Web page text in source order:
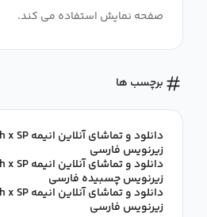
صفحه نمایش استفاده می کند.
برچسب ها
زیرنویس فارسی
زیرنویس چسبیده فارسی
زیرنویس فارسی